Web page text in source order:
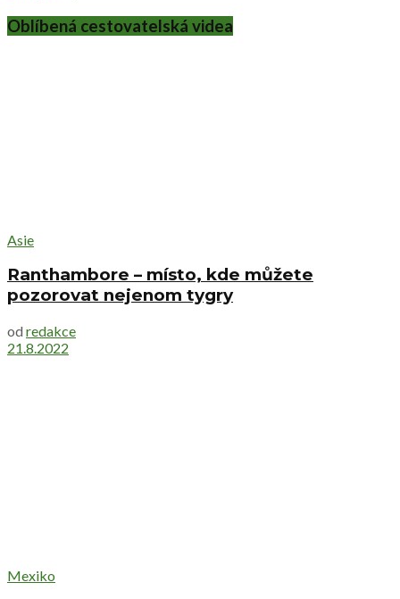
Oblíbená cestovatelská videa
Asie
Ranthambore – místo, kde můžete
pozorovat nejenom tygry
od redakce
21.8.2022
Mexiko